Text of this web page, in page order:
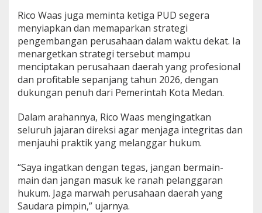
Rico Waas juga meminta ketiga PUD segera
menyiapkan dan memaparkan strategi
pengembangan perusahaan dalam waktu dekat. Ia
menargetkan strategi tersebut mampu
menciptakan perusahaan daerah yang profesional
dan profitable sepanjang tahun 2026, dengan
dukungan penuh dari Pemerintah Kota Medan.
Dalam arahannya, Rico Waas mengingatkan
seluruh jajaran direksi agar menjaga integritas dan
menjauhi praktik yang melanggar hukum.
“Saya ingatkan dengan tegas, jangan bermain-
main dan jangan masuk ke ranah pelanggaran
hukum. Jaga marwah perusahaan daerah yang
Saudara pimpin,” ujarnya.